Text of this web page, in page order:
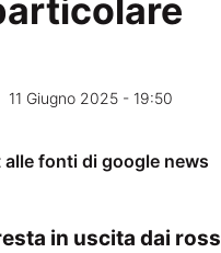
11 Giugno 2025 - 19:50
fonti di google news
in uscita dai